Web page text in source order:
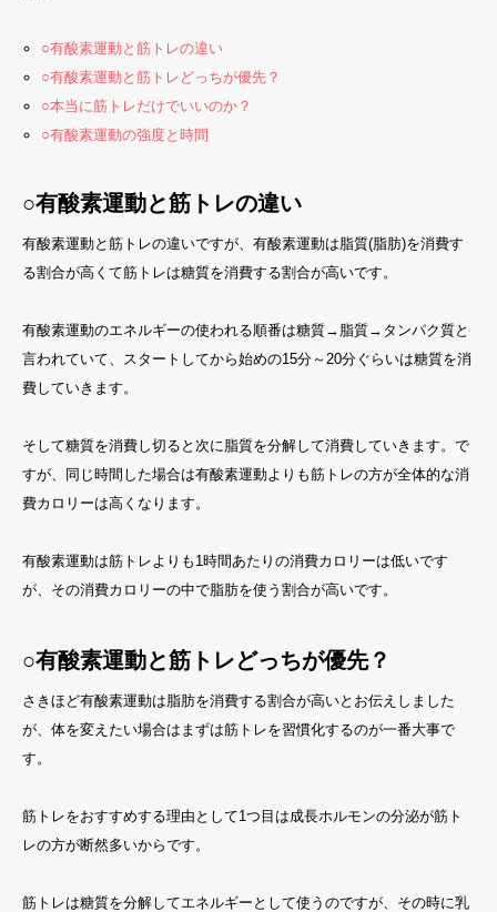
○有酸素運動と筋トレの違い
○有酸素運動と筋トレどっちが優先？
○本当に筋トレだけでいいのか？
○有酸素運動の強度と時間
○有酸素運動と筋トレの違い
有酸素運動と筋トレの違いですが、有酸素運動は脂質(脂肪)を消費す
る割合が高くて筋トレは糖質を消費する割合が高いです。
有酸素運動のエネルギーの使われる順番は糖質→脂質→タンパク質と
言われていて、スタートしてから始めの15分～20分ぐらいは糖質を消
費していきます。
そして糖質を消費し切ると次に脂質を分解して消費していきます。で
すが、同じ時間した場合は有酸素運動よりも筋トレの方が全体的な消
費カロリーは高くなります。
有酸素運動は筋トレよりも1時間あたりの消費カロリーは低いです
が、その消費カロリーの中で脂肪を使う割合が高いです。
○有酸素運動と筋トレどっちが優先？
さきほど有酸素運動は脂肪を消費する割合が高いとお伝えしました
が、体を変えたい場合はまずは筋トレを習慣化するのが一番大事で
す。
筋トレをおすすめする理由として1つ目は成長ホルモンの分泌が筋ト
レの方が断然多いからです。
筋トレは糖質を分解してエネルギーとして使うのですが、その時に乳